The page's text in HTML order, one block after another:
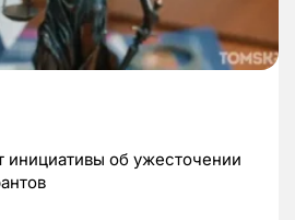
инициативы об ужесточении